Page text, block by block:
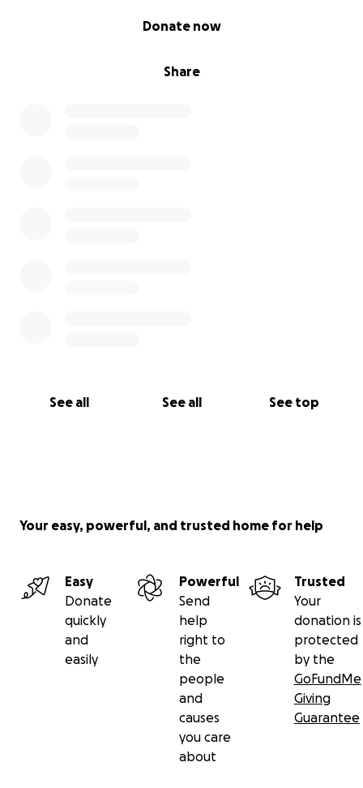
Share
Donate now
See all See all See top
Your easy, powerful, and trusted home for help
Easy
Donate
quickly
and
easily
Powerful
Send
help
right to
the
people
and
causes
you care
about
Trusted
Your
donation is
protected
by the
GoFundMe
Giving
Guarantee